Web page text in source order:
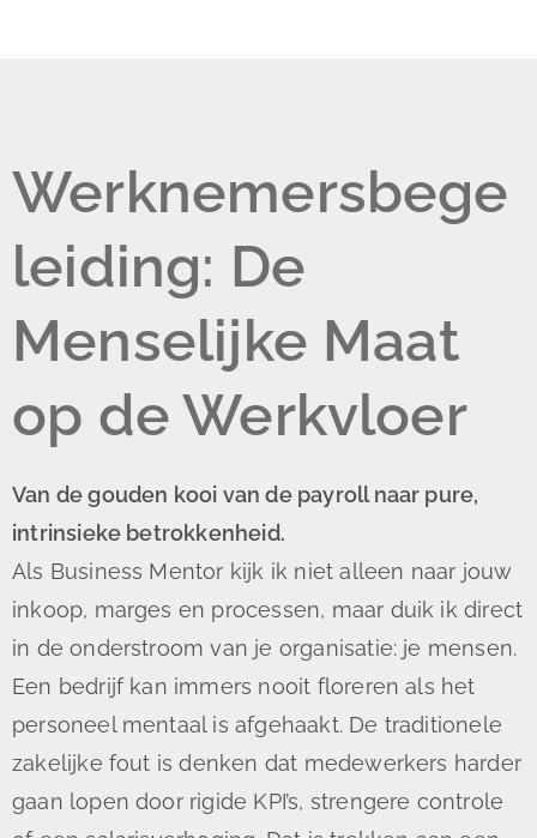
Werknemersbege
leiding: De
Menselijke Maat
op de Werkvloer
Van de gouden kooi van de payroll naar pure,
intrinsieke betrokkenheid.
Als Business Mentor kijk ik niet alleen naar jouw
inkoop, marges en processen, maar duik ik direct
in de onderstroom van je organisatie: je mensen.
Een bedrijf kan immers nooit floreren als het
personeel mentaal is afgehaakt. De traditionele
zakelijke fout is denken dat medewerkers harder
gaan lopen door rigide KPI’s, strengere controle